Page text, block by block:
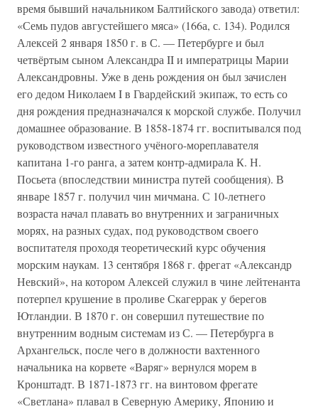
время бывший начальником Балтийского завода) ответил:
«Семь пудов августейшего мяса» (166а, с. 134). Родился
Алексей 2 января 1850 г. в С. — Петербурге и был
четвёртым сыном Александра II и императрицы Марии
Александровны. Уже в день рождения он был зачислен
его дедом Николаем I в Гвардейский экипаж, то есть со
дня рождения предназначался к морской службе. Получил
домашнее образование. В 1858-1874 гг. воспитывался под
руководством известного учёного-мореплавателя
капитана 1-го ранга, а затем контр-адмирала К. Н.
Посьета (впоследствии министра путей сообщения). В
январе 1857 г. получил чин мичмана. С 10-летнего
возраста начал плавать во внутренних и заграничных
морях, на разных судах, под руководством своего
воспитателя проходя теоретический курс обучения
морским наукам. 13 сентября 1868 г. фрегат «Александр
Невский», на котором Алексей служил в чине лейтенанта
потерпел крушение в проливе Скагеррак у берегов
Ютландии. В 1870 г. он совершил путешествие по
внутренним водным системам из С. — Петербурга в
Архангельск, после чего в должности вахтенного
начальника на корвете «Варяг» вернулся морем в
Кронштадт. В 1871-1873 гг. на винтовом фрегате
«Светлана» плавал в Северную Америку, Японию и